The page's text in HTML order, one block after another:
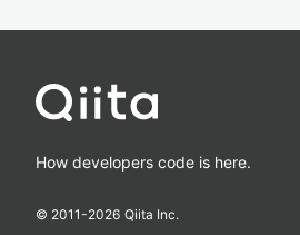
How developers code is here.
© 2011-2026 Qiita Inc.